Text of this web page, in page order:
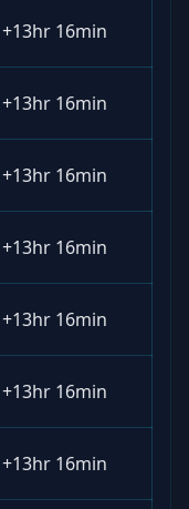
+13hr 16min
+13hr 16min
+13hr 16min
+13hr 16min
+13hr 16min
+13hr 16min
+13hr 16min